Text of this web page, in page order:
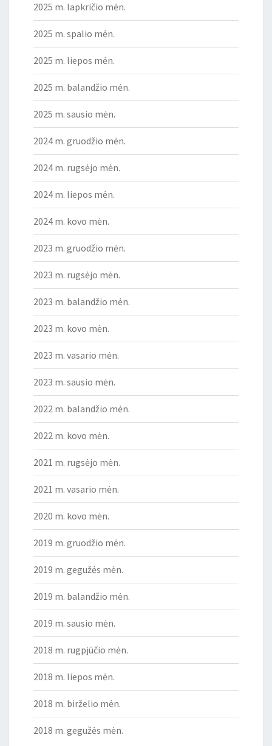
2025 m. lapkričio mėn.
2025 m. spalio mėn.
2025 m. liepos mėn.
2025 m. balandžio mėn.
2025 m. sausio mėn.
2024 m. gruodžio mėn.
2024 m. rugsėjo mėn.
2024 m. liepos mėn.
2024 m. kovo mėn.
2023 m. gruodžio mėn.
2023 m. rugsėjo mėn.
2023 m. balandžio mėn.
2023 m. kovo mėn.
2023 m. vasario mėn.
2023 m. sausio mėn.
2022 m. balandžio mėn.
2022 m. kovo mėn.
2021 m. rugsėjo mėn.
2021 m. vasario mėn.
2020 m. kovo mėn.
2019 m. gruodžio mėn.
2019 m. gegužės mėn.
2019 m. balandžio mėn.
2019 m. sausio mėn.
2018 m. rugpjūčio mėn.
2018 m. liepos mėn.
2018 m. birželio mėn.
2018 m. gegužės mėn.